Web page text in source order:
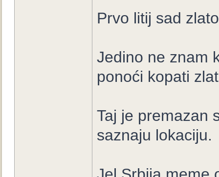
Prvo litij sad
Jedino ne znam
ponoći kopati
Taj je premazan
saznaju lokaciju.